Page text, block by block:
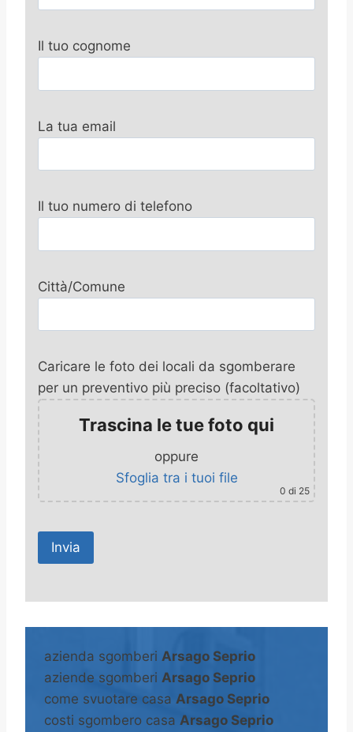
Il tuo cognome
La tua email
Il tuo numero di telefono
Città/Comune
Caricare le foto dei locali da sgomberare
per un preventivo più preciso (facoltativo)
Trascina le tue foto qui
oppure
Sfoglia tra i tuoi file
0 di 25
A
e
n
a
azienda sgomberi Arsago Seprio
aziende sgomberi Arsago Seprio
come svuotare casa Arsago Seprio
costi sgombero casa Arsago Seprio